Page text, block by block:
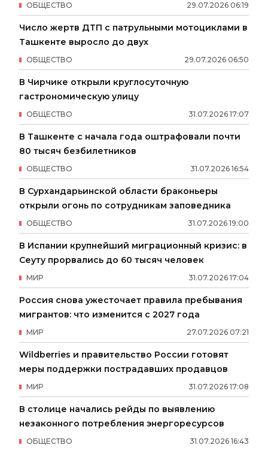
29.07.2026 06:19
ОБЩЕСТВО
Число жертв ДТП с патрульными мотоциклами в
Ташкенте выросло до двух
29.07.2026 06:50
ОБЩЕСТВО
В Чирчике открыли круглосуточную
гастрономическую улицу
31.07.2026 17:07
ОБЩЕСТВО
В Ташкенте с начала года оштрафовали почти
80 тысяч безбилетников
31.07.2026 16:54
ОБЩЕСТВО
В Сурхандарьинской области браконьеры
открыли огонь по сотрудникам заповедника
31.07.2026 19:00
ОБЩЕСТВО
В Испании крупнейший миграционный кризис: в
Сеуту прорвались до 60 тысяч человек
31.07.2026 17:04
МИР
Россия снова ужесточает правила пребывания
мигрантов: что изменится с 2027 года
27.07.2026 07:21
МИР
Wildberries и правительство России готовят
меры поддержки пострадавших продавцов
31.07.2026 17:08
МИР
В столице начались рейды по выявлению
незаконного потребления энергоресурсов
31.07.2026 16:43
ОБЩЕСТВО